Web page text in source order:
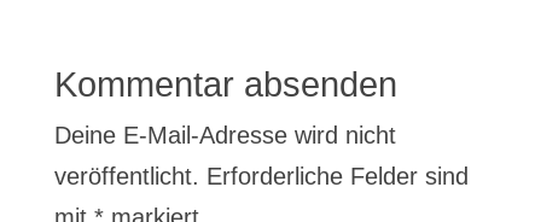
Kommentar absenden
Deine E-Mail-Adresse wird nicht
veröffentlicht. Erforderliche Felder sind